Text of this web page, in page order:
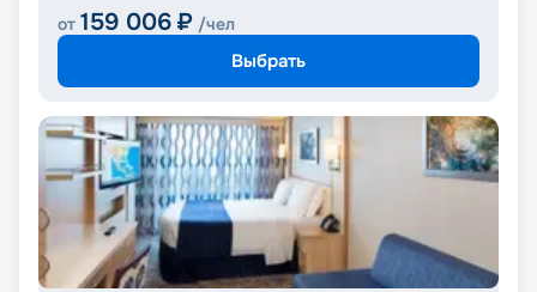
от 159 006 ₽ /чел
Выбрать